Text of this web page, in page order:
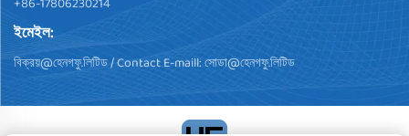
ইমেইল:
বিক্রয়@হেনগফু.লিটিড/ Contact E-maill:সোডা@হেনগফু.লিটিড